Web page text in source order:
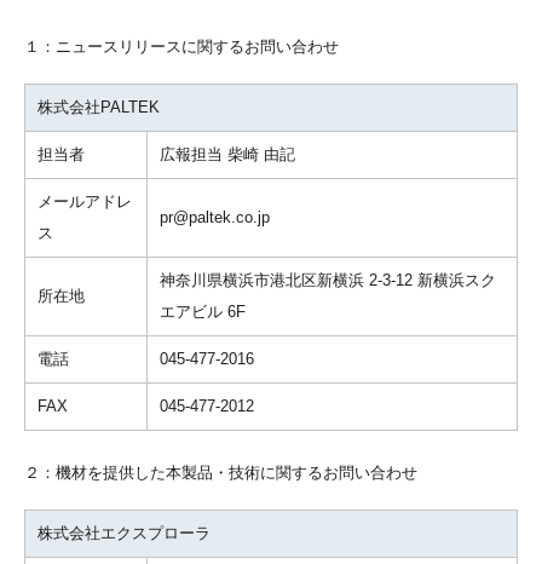
１：ニュースリリースに関するお問い合わせ
株式会社PALTEK
担当者 広報担当 柴崎 由記
メールアドレ
ス
pr@paltek.co.jp
所在地
神奈川県横浜市港北区新横浜 2-3-12 新横浜スク
エアビル 6F
電話 045-477-2016
FAX 045-477-2012
２：機材を提供した本製品・技術に関するお問い合わせ
株式会社エクスプローラ